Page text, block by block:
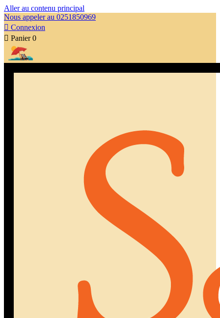
Aller au contenu principal
Nous appeler au 0251850969
 Connexion
 Panier 0